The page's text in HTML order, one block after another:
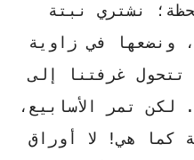
نشتري نبتة
ونضعها في زاوية
تتحول غرفتنا إلى
لكن تمر الأسابيع،
كما هي! لا أوراق